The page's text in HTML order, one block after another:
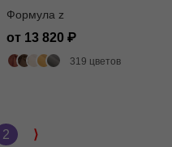
Формула z
от 13 820
319 цветов
2 ⟩